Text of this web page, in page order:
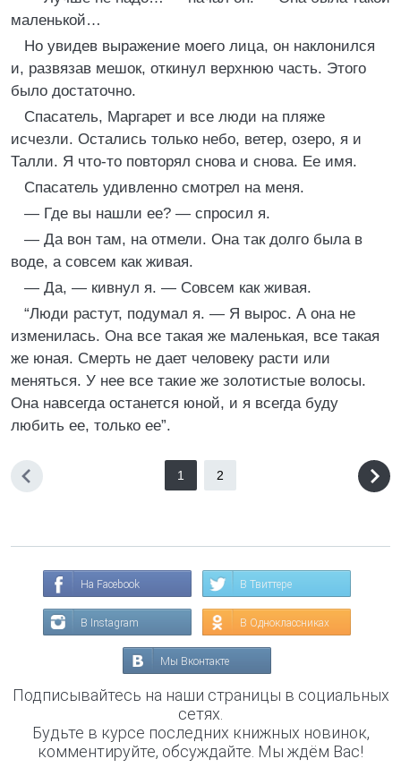
маленькой…
Но увидев выражение моего лица, он наклонился
и, развязав мешок, откинул верхнюю часть. Этого
было достаточно.
Спасатель, Маргарет и все люди на пляже
исчезли. Остались только небо, ветер, озеро, я и
Талли. Я что-то повторял снова и снова. Ее имя.
Спасатель удивленно смотрел на меня.
— Где вы нашли ее? — спросил я.
— Да вон там, на отмели. Она так долго была в
воде, а совсем как живая.
— Да, — кивнул я. — Совсем как живая.
“Люди растут, подумал я. — Я вырос. А она не
изменилась. Она все такая же маленькая, все такая
же юная. Смерть не дает человеку расти или
меняться. У нее все такие же золотистые волосы.
Она навсегда останется юной, и я всегда буду
любить ее, только ее”.
1 2
На Facebook В Твиттере
В Instagram В Одноклассниках
Мы Вконтакте
Подписывайтесь на наши страницы в социальных
сетях.
Будьте в курсе последних книжных новинок,
комментируйте, обсуждайте. Мы ждём Вас!